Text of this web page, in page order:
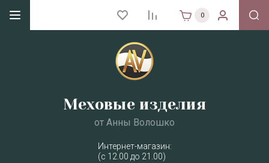
0
Меховые изделия
от Анны Волошко
Интернет-магазин:
(с 12.00 до 21.00)